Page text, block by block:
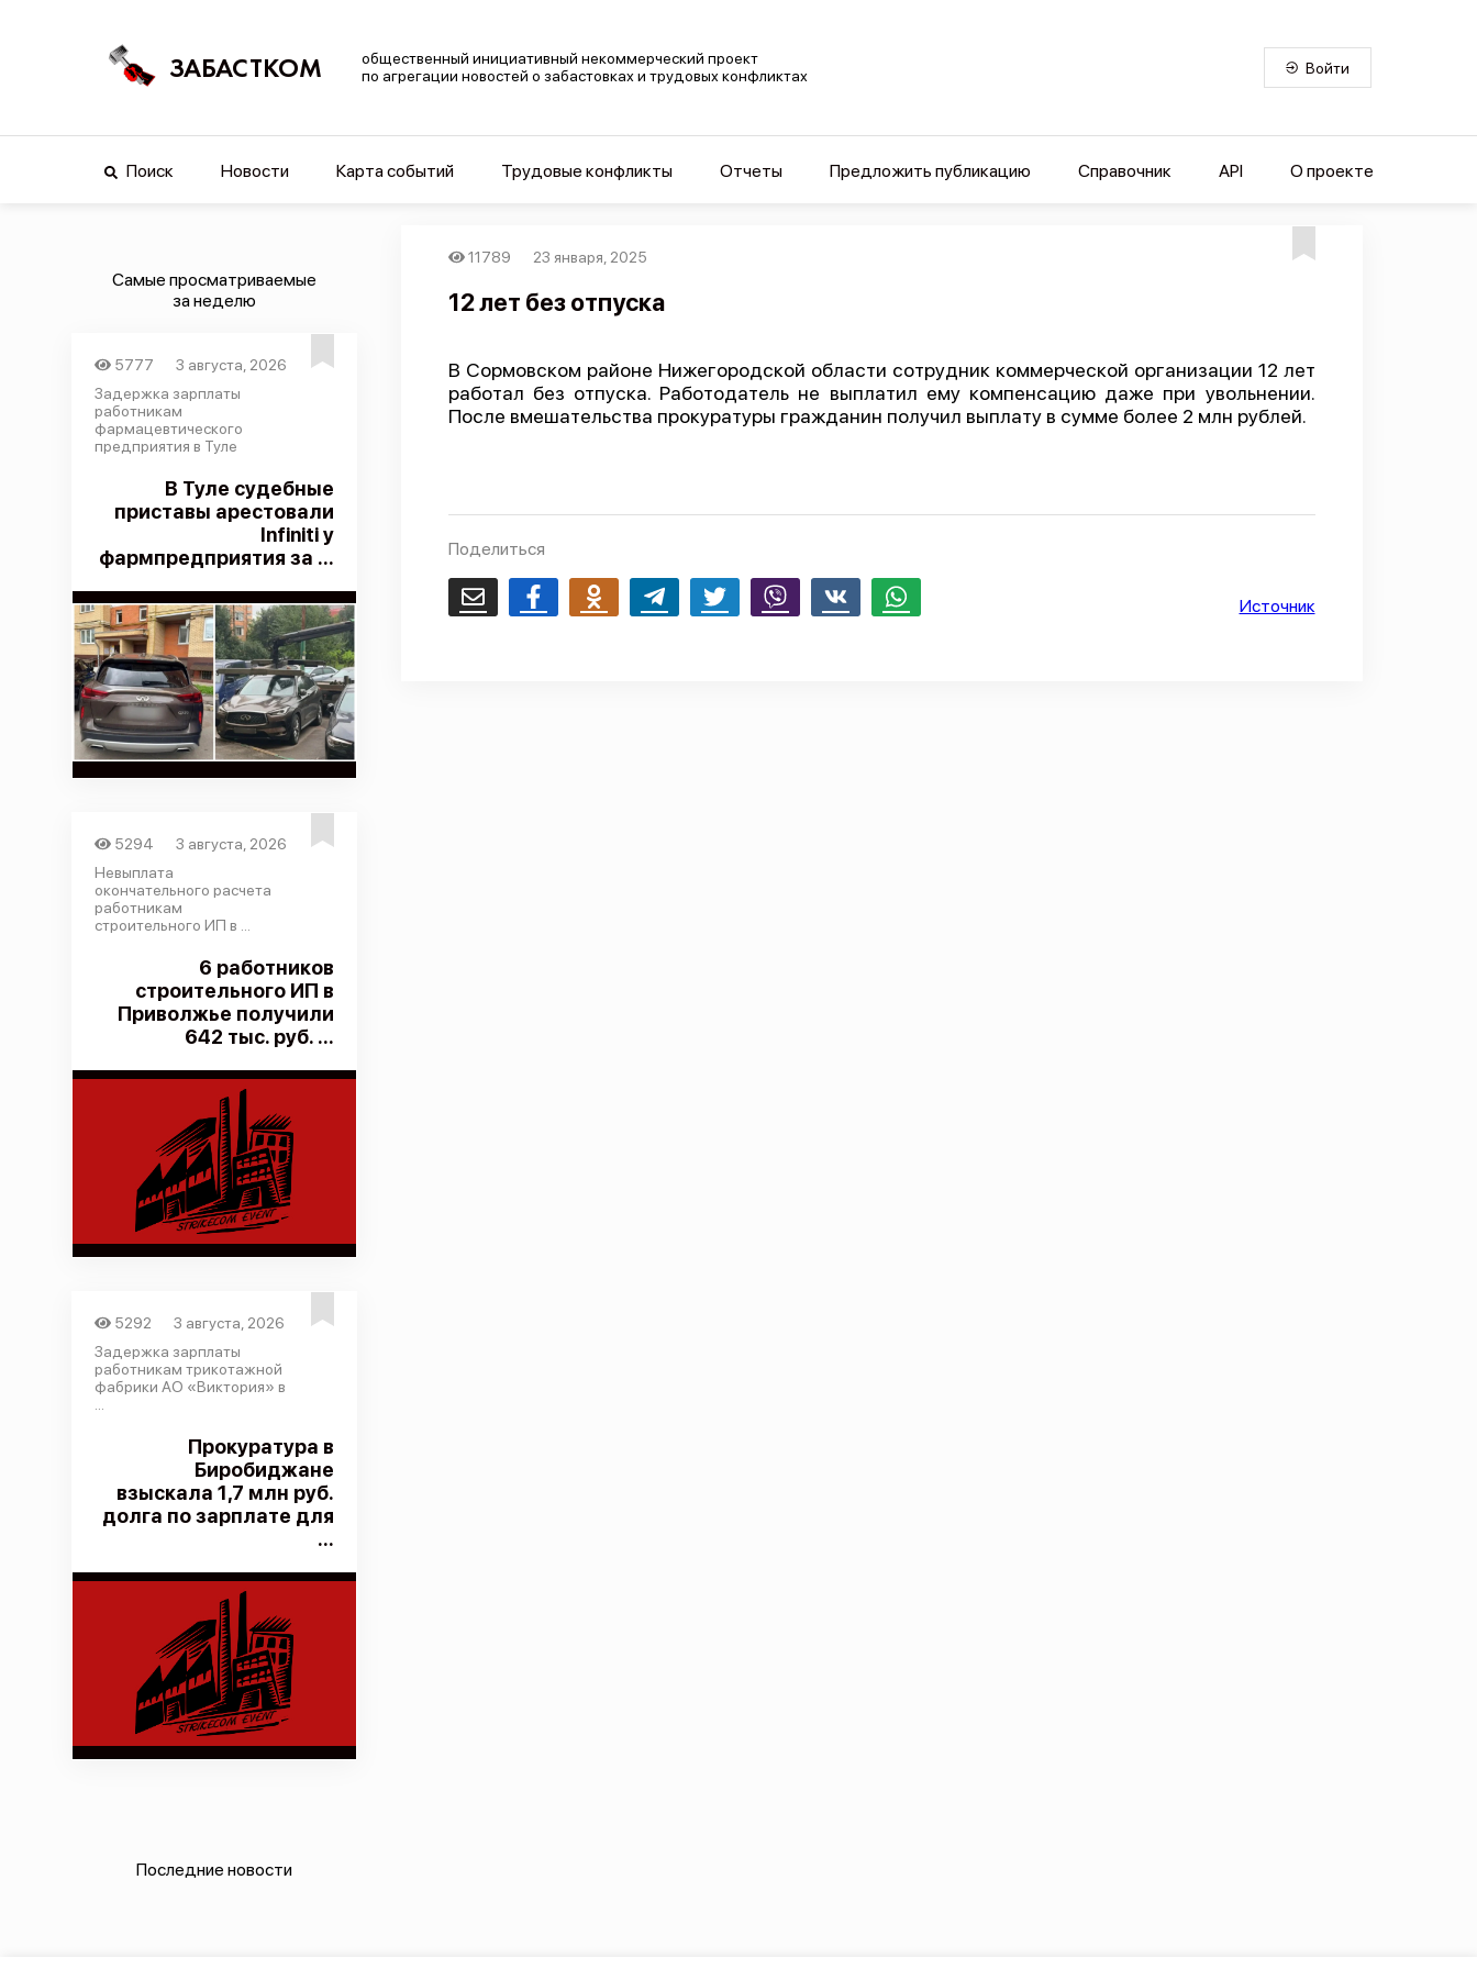
ЗАБАСТКОМ
общественный инициативный некоммерческий проект
по агрегации новостей о забастовках и трудовых конфликтах
Войти
Поиск Новости Карта событий Трудовые конфликты Отчеты Предложить публикацию Справочник API О проекте
Самые просматриваемые
за неделю
5777
3 августа, 2026
Задержка зарплаты
работникам
фармацевтического
предприятия в Туле
В Туле судебные
приставы арестовали
Infiniti у
фармпредприятия за ...
5294
3 августа, 2026
Невыплата
окончательного расчета
работникам
строительного ИП в ...
6 работников
строительного ИП в
Приволжье получили
642 тыс. руб. ...
5292
3 августа, 2026
Задержка зарплаты
работникам трикотажной
фабрики АО «Виктория» в
Прокуратура в
Биробиджане
взыскала 1,7 млн руб.
долга по зарплате для
...
Последние новости
11789 23 января, 2025
12 лет без отпуска
В Сормовском районе Нижегородской области сотрудник коммерческой организации 12 лет
работал без отпуска. Работодатель не выплатил ему компенсацию даже при увольнении.
После вмешательства прокуратуры гражданин получил выплату в сумме более 2 млн рублей.
Поделиться
Email FacebookOdnoklassnikiTelegram Twitter Viber Whatsapp Источник